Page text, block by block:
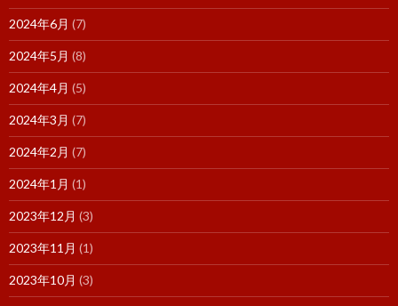
2024年6月 (7)
2024年5月 (8)
2024年4月 (5)
2024年3月 (7)
2024年2月 (7)
2024年1月 (1)
2023年12月 (3)
2023年11月 (1)
2023年10月 (3)